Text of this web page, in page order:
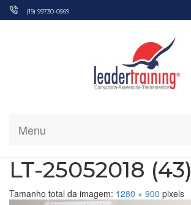
Pular
(19) 99730-0569
Menu
LT-25052018 (43)
Tamanho total da imagem: 1280 × 900 pixels